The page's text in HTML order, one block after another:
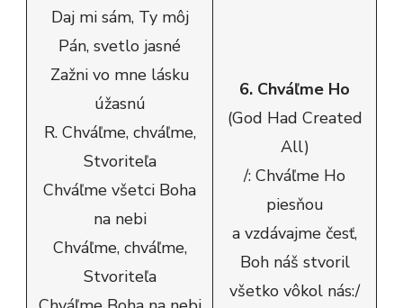
Daj mi sám, Ty môj
Pán, svetlo jasné
Zažni vo mne lásku
úžasnú
R. Chváľme, chváľme,
Stvoriteľa
Chváľme všetci Boha
na nebi
Chváľme, chváľme,
Stvoriteľa
6. Chváľme Ho
(God Had Created
All)
/: Chváľme Ho
piesňou
a vzdávajme česť,
Boh náš stvoril
všetko vôkol nás:/